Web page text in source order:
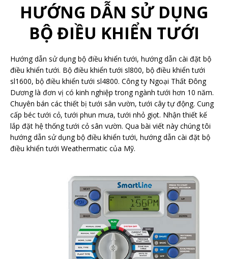
HƯỚNG DẪN SỬ DỤNG
BỘ ĐIỀU KHIỂN TƯỚI
Hướng dẫn sử dụng bộ điều khiển tưới, hướng dẫn cài đặt bộ
điều khiển tưới. Bộ điều khiển tưới sl800, bộ điều khiển tưới
sl1600, bộ điều khiển tưới sl4800. Công ty Ngoại Thất Đông
Dương là đơn vị có kinh nghiệp trong ngành tưới hơn 10 năm.
Chuyên bán các thiết bị tưới sân vườn, tưới cây tự động. Cung
cấp béc tưới cỏ, tưới phun mưa, tưới nhỏ giọt. Nhận thiết kế
lắp đặt hệ thống tưới cỏ sân vườn. Qua bài viết này chúng tôi
hướng dẫn sử dụng bộ điều khiển tưới, hướng dẫn cài đặt bộ
điều khiển tưới Weathermatic của Mỹ.